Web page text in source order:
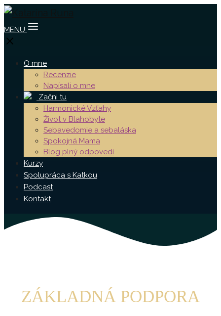
MENU
O mne
Recenzie
Napísali o mne
Začni tu
Harmonické Vzťahy
Život v Blahobyte
Sebavedomie a sebaláska
Spokojná Mama
Blog plný odpovedí
Kurzy
Spolupráca s Katkou
Podcast
Kontakt
ZÁKLADNÁ PODPORA